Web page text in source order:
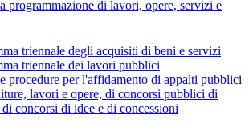
programmazione di lavori, opere, servizi e
triennale degli acquisiti di beni e servizi
triennale dei lavori pubblici
procedure per l'affidamento di appalti pubblici
lavori e opere, di concorsi pubblici di
concorsi di idee e di concessioni